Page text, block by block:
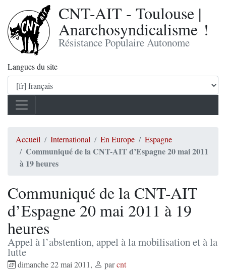
CNT-AIT - Toulouse |
Anarchosyndicalisme !
Résistance Populaire Autonome
Langues du site
Accueil International En Europe Espagne
Communiqué de la CNT-AIT d’Espagne 20 mai 2011
à 19 heures
Communiqué de la CNT-AIT
d’Espagne 20 mai 2011 à 19
heures
Appel à l’abstention, appel à la mobilisation et à la
lutte
dimanche 22 mai 2011, parcnt